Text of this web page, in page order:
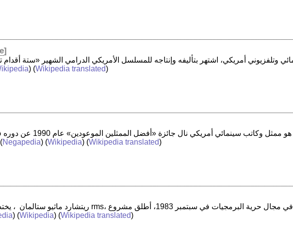
]
) (Wikipedia translated)
(Negapedia) (Wikipedia) (Wikipedia translated)
) (Wikipedia) (Wikipedia translated)